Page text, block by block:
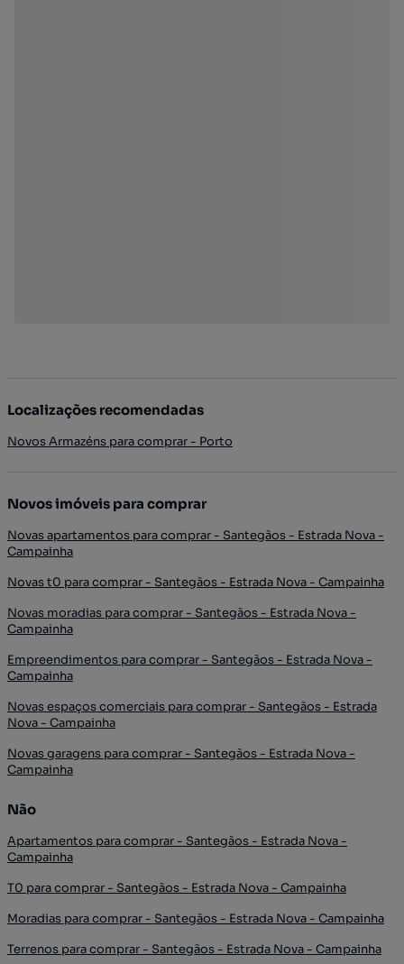
Localizações recomendadas
Novos Armazéns para comprar - Porto
Novos imóveis para comprar
Novas apartamentos para comprar - Santegãos - Estrada Nova -
Campainha
Novas t0 para comprar - Santegãos - Estrada Nova - Campainha
Novas moradias para comprar - Santegãos - Estrada Nova -
Campainha
Empreendimentos para comprar - Santegãos - Estrada Nova -
Campainha
Novas espaços comerciais para comprar - Santegãos - Estrada
Nova - Campainha
Novas garagens para comprar - Santegãos - Estrada Nova -
Campainha
Não
Apartamentos para comprar - Santegãos - Estrada Nova -
Campainha
T0 para comprar - Santegãos - Estrada Nova - Campainha
Moradias para comprar - Santegãos - Estrada Nova - Campainha
Terrenos para comprar - Santegãos - Estrada Nova - Campainha